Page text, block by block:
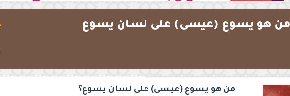
من هو يسوع (عيسى) على لسان يسوع
من هو يسوع (عيسى) على لسان يسوع؟